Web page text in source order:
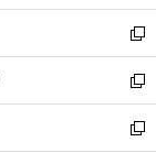
ウ
で
開
く
ン
ド
ウ
で
開
く
新
し
い
ウ
ィ
新
し
い
新